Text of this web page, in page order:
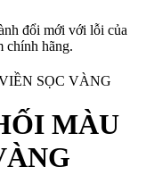
đổi mới với lỗi của
chính hãng.
MÀU